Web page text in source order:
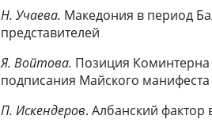
Н. Учаева. Македония в период
представителей
Я. Войтова. Позиция
подписания Майского
П. Искендеров. Албанский